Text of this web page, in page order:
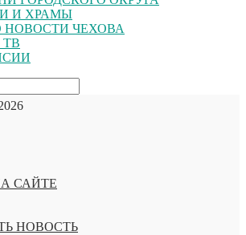
И ХРАМЫ
НОВОСТИ ЧЕХОВА
ТВ
САЙТЕ
НОВОСТЬ